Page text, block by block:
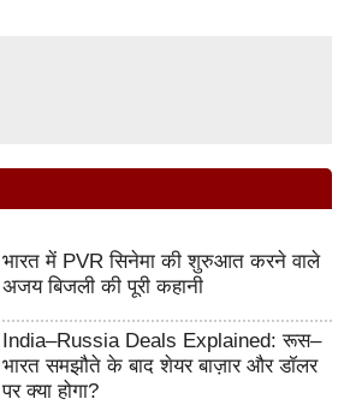
भारत में PVR सिनेमा की शुरुआत करने वाले
अजय बिजली की पूरी कहानी
India–Russia Deals Explained: रूस–
भारत समझौते के बाद शेयर बाज़ार और डॉलर
पर क्या होगा?